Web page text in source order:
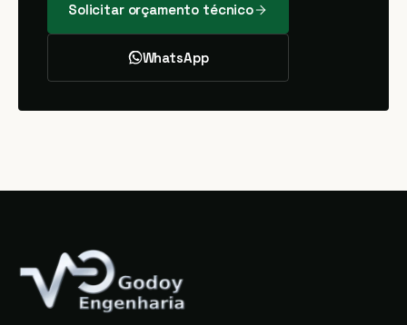
Solicitar orçamento técnico
WhatsApp